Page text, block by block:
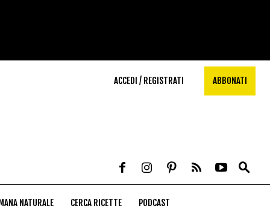
ACCEDI / REGISTRATI ABBONATI
NATURALE CERCA RICETTE PODCAST